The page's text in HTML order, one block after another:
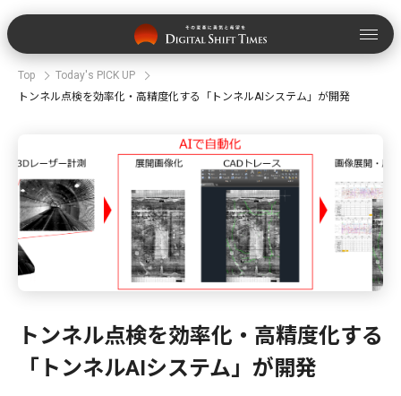
Top
Today's PICK UP
トンネル点検を効率化・高精度化する「トンネルAIシステム」が開発
トンネル点検を効率化・高精度化する
「トンネルAIシステム」が開発